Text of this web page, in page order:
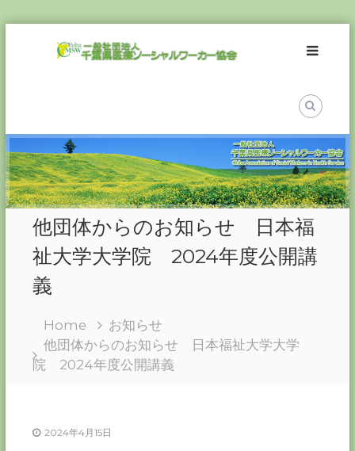
一
般
人
千
葉
県
医
療
ソ
ー
シ
ル
ワ
ー
会
他団体からのお知らせ 日本福
祉大学大学院 2024年度公開講
義
Home
お知らせ
他団体からのお知らせ 日本福祉大学大学
院 2024年度公開講義
2024年4月15日